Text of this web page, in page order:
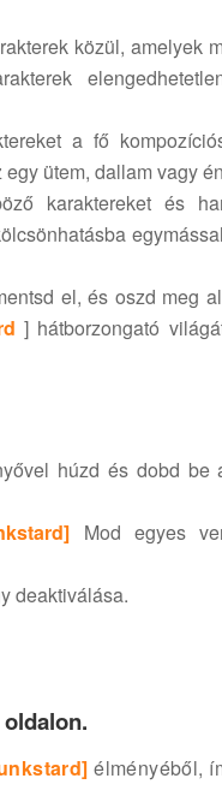
közül, amelyek
a fő
ütem, dallam vagy
karaktereket és
el, és oszd meg
] hátborzongató
húzd és dobd be
Mod egyes
deaktiválása.
élményéből,